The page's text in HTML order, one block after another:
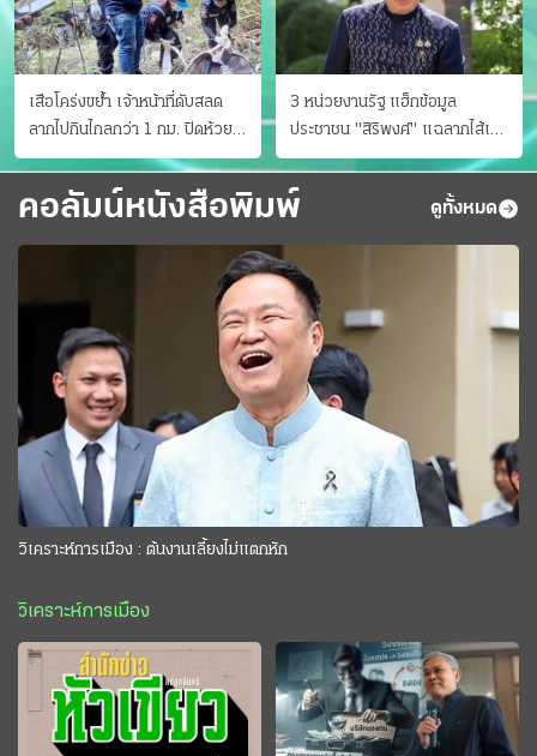
เสือโคร่งขย้ำ เจ้าหน้าที่ดับสลด
ลากไปกินไกลกว่า 1 กม. ปิดห้วย
ขาแข้งชั่วคราว
3 หน่วยงานรัฐ แฮ็กข้อมูล
ประชาชน "สิริพงศ์" แฉลากไส้เอง
"หนู" กอด "หนิม" สยบลือ
คอลัมน์หนังสือพิมพ์ ดูทั้งหมด
วิเคราะห์การเมือง : ต้นงานเลี้ยงไม่แตกหัก
วิเคราะห์การเมือง